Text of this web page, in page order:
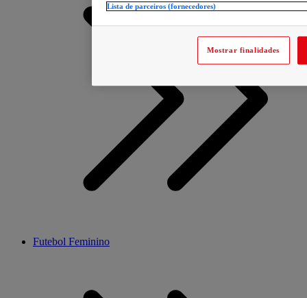
Futebol Feminino
Lista de parceiros (fornecedores)
Mostrar finalidades